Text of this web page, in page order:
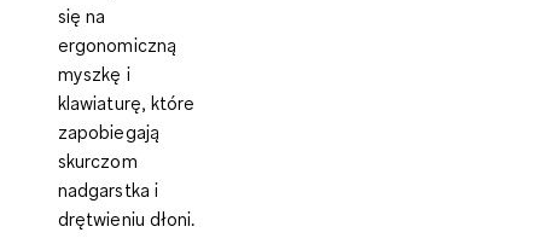
się na
ergonomiczną
myszkę i
klawiaturę, które
zapobiegają
skurczom
nadgarstka i
drętwieniu dłoni.